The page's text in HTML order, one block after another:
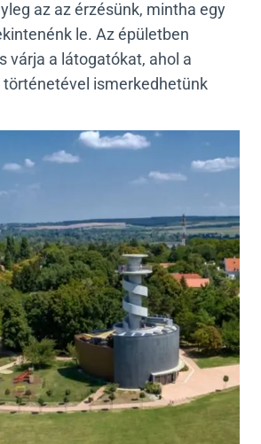
az az érzésünk, mintha egy
le. Az épületben
várja a látogatókat, ahol a
történetével ismerkedhetünk